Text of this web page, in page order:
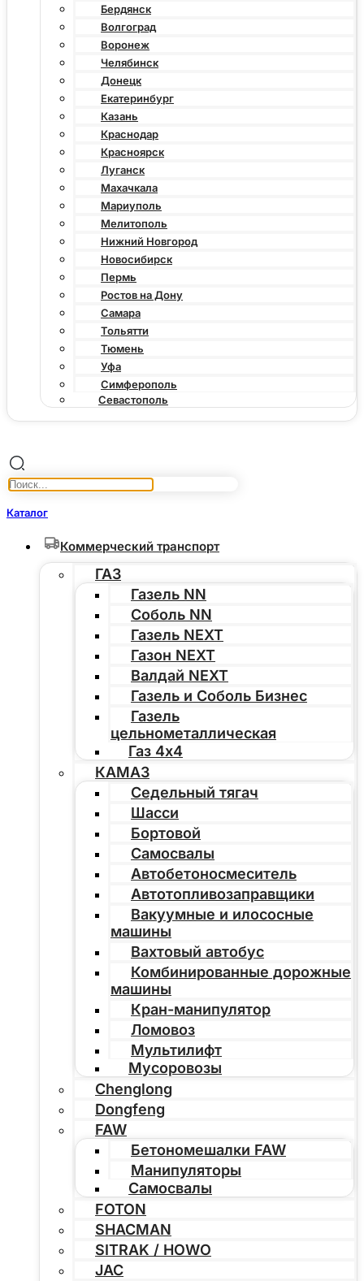
Бердянск
Волгоград
Воронеж
Челябинск
Донецк
Екатеринбург
Казань
Краснодар
Красноярск
Луганск
Махачкала
Мариуполь
Мелитополь
Нижний Новгород
Новосибирск
Пермь
Ростов на Дону
Самара
Тольятти
Тюмень
Уфа
Симферополь
Севастополь
Каталог
Коммерческий транспорт
ГАЗ
Газель NN
Соболь NN
Газель NEXT
Газон NEXT
Валдай NEXT
Газель и Соболь Бизнес
Газель
цельнометаллическая
Газ 4х4
КАМАЗ
Седельный тягач
Шасси
Бортовой
Самосвалы
Автобетоносмеситель
Автотопливозаправщики
Вакуумные и илососные
машины
Вахтовый автобус
Комбинированные дорожные
машины
Кран-манипулятор
Ломовоз
Мультилифт
Мусоровозы
Chenglong
Dongfeng
FAW
Бетономешалки FAW
Манипуляторы
Самосвалы
FOTON
SHACMAN
SITRAK / HOWO
JAC